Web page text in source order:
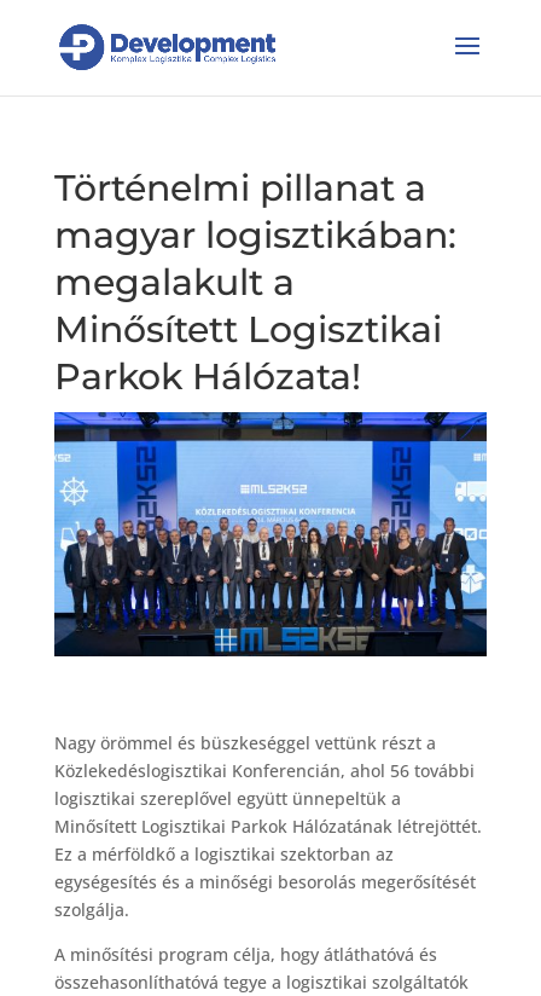
Történelmi pillanat a
magyar logisztikában:
megalakult a
Minősített Logisztikai
Parkok Hálózata!
Nagy örömmel és büszkeséggel vettünk részt a
Közlekedéslogisztikai Konferencián, ahol 56 további
logisztikai szereplővel együtt ünnepeltük a
Minősített Logisztikai Parkok Hálózatának létrejöttét.
Ez a mérföldkő a logisztikai szektorban az
egységesítés és a minőségi besorolás megerősítését
szolgálja.
A minősítési program célja, hogy átláthatóvá és
összehasonlíthatóvá tegye a logisztikai szolgáltatók